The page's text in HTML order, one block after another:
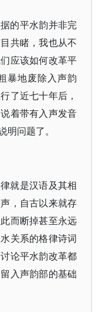
的平水韵并非完
共睹，我也从不
应该如何改革平
暴地废除入声韵
了近七十年后，
着带有入声发音
问题了。
就是汉语及其相
，自古以来就存
而断掉甚至永远
关系的格律诗词
论平水韵改革都
入声韵部的基础